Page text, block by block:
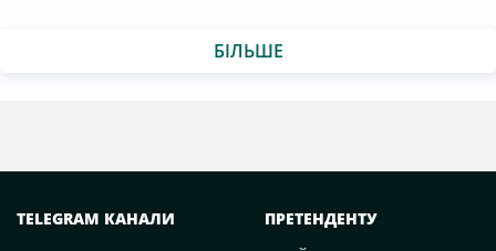
БІЛЬШЕ
TELEGRAM КАНАЛИ
ПРЕТЕНДЕНТУ